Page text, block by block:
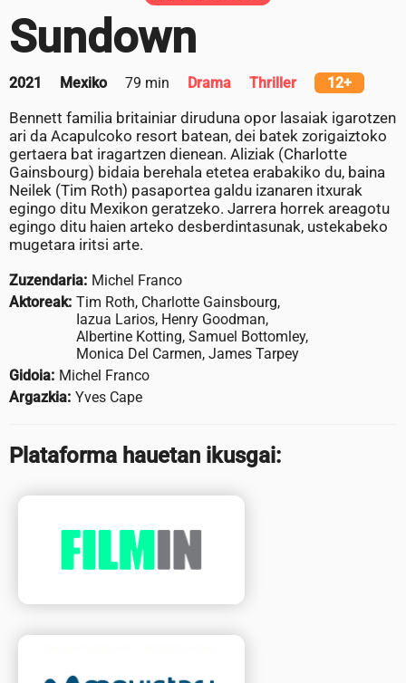
Sundown
2021 Mexiko 79 min Drama Thriller 12+
Bennett familia britainiar diruduna opor lasaiak igarotzen
ari da Acapulcoko resort batean, dei batek zorigaiztoko
gertaera bat iragartzen dienean. Aliziak (Charlotte
Gainsbourg) bidaia berehala etetea erabakiko du, baina
Neilek (Tim Roth) pasaportea galdu izanaren itxurak
egingo ditu Mexikon geratzeko. Jarrera horrek areagotu
egingo ditu haien arteko desberdintasunak, ustekabeko
mugetara iritsi arte.
Zuzendaria: Michel Franco
Aktoreak: Tim Roth, Charlotte Gainsbourg,
Iazua Larios, Henry Goodman,
Albertine Kotting, Samuel Bottomley,
Monica Del Carmen, James Tarpey
Gidoia: Michel Franco
Argazkia: Yves Cape
Plataforma hauetan ikusgai: